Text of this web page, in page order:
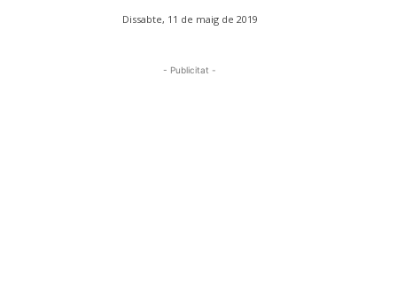
Dissabte, 11 de maig de 2019
- Publicitat -